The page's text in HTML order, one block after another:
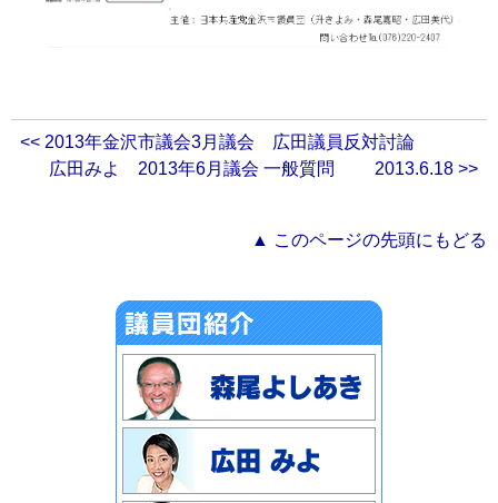
<< 2013年金沢市議会3月議会 広田議員反対討論
広田みよ 2013年6月議会 一般質問 2013.6.18 >>
▲ このページの先頭にもどる